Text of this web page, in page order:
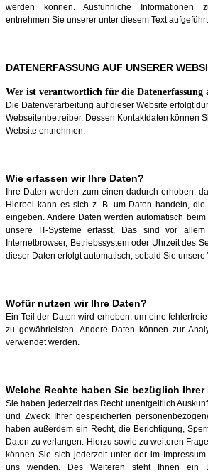
werden können. Ausführliche Informationen
entnehmen Sie unserer unter diesem Text
DATENERFASSUNG AUF UNSERER
Wer ist verantwortlich für die Datenerfassung
Die Datenverarbeitung auf dieser Website erfolgt
Webseitenbetreiber. Dessen Kontaktdaten können
Website entnehmen.
Wie erfassen wir Ihre Daten?
Ihre Daten werden zum einen dadurch erhoben,
Hierbei kann es sich z. B. um Daten handeln,
eingeben. Andere Daten werden automatisch
unsere IT-Systeme erfasst. Das sind vor
Internetbrowser, Betriebssystem oder Uhrzeit des
dieser Daten erfolgt automatisch, sobald Sie unsere
Wofür nutzen wir Ihre Daten?
Ein Teil der Daten wird erhoben, um eine
zu gewährleisten. Andere Daten können zur
verwendet werden.
Welche Rechte haben Sie bezüglich Ihrer
Sie haben jederzeit das Recht unentgeltlich
und Zweck Ihrer gespeicherten
haben außerdem ein Recht, die Berichtigung,
Daten zu verlangen. Hierzu sowie zu weiteren
können Sie sich jederzeit unter der im
uns wenden. Des Weiteren steht Ihnen ein